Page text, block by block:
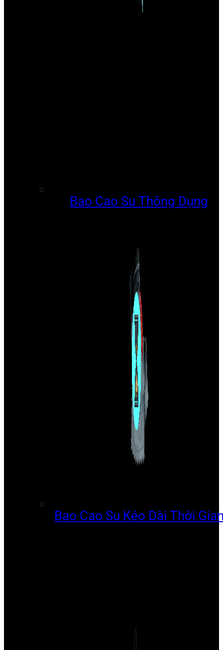
Bao Cao Su Thông Dụng
Bao Cao Su Kéo Dài Thời